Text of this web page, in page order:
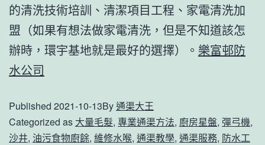
的清洗技術培訓、清潔項目工程、家電清洗加
盟（如果有想法做家電清洗，但是不知道該怎
辦時，環宇基地就是最好的選擇）。 樂富邨防
水公司
Published 2021-10-13By通渠大王
Categorized as 大量毛髮, 專業通渠方法, 廚房星盤, 彈弓機,
沙井, 油污食物廚餘, 維修水喉, 通渠教學, 通渠服務, 防水工